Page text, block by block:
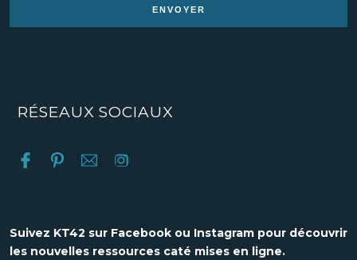
RÉSEAUX SOCIAUX
Suivez KT42 sur Facebook ou Instagram pour découvrir
les nouvelles ressources caté mises en ligne.